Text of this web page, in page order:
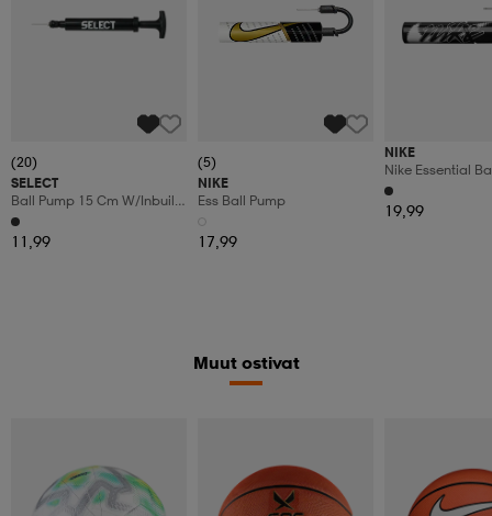
(20)
SELECT
Ball Pump 15 Cm W/inbuilt
Hose
11,99
(5)
NIKE
Ess Ball Pump
17,99
NIKE
Nike Essential
19,99
Muut ostivat